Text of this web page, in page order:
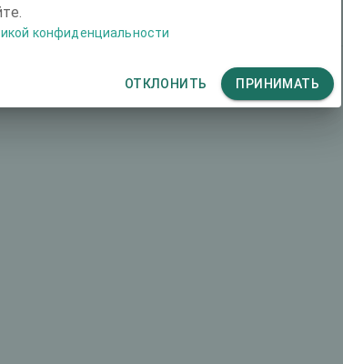
конфиденциальности
ОТКЛОНИТЬ ПРИНИМАТЬ